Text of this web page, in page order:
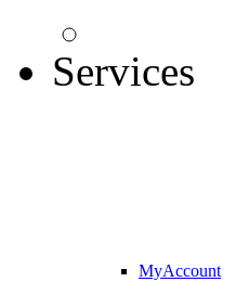
Services
MyAccount